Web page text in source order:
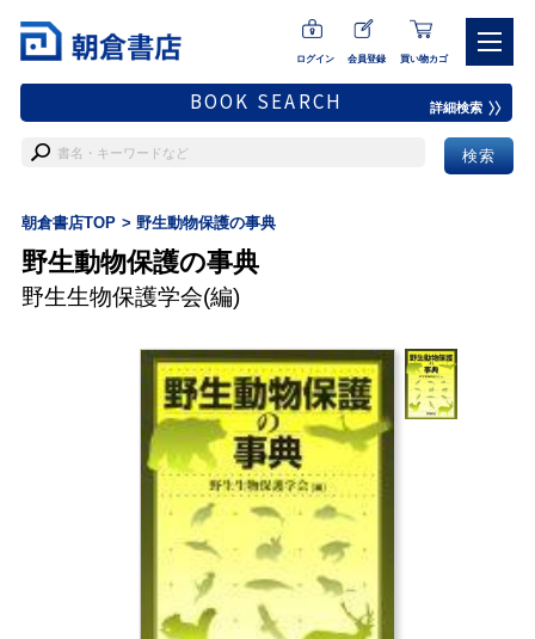
ログイン 会員登録 買い物カゴ
BOOK SEARCH 詳細検索
朝倉書店TOP 野生動物保護の事典
野生動物保護の事典
野生生物保護学会(編)